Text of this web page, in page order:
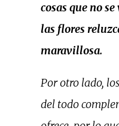
cosas que no
las flores
maravillosa.
Por otro lado,
del todo